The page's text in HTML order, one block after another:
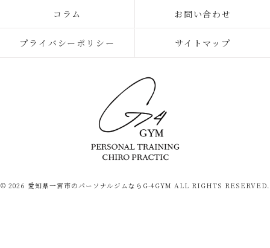
コラム お問い合わせ
プライバシーポリシー サイトマップ
© 2026 愛知県一宮市のパーソナルジムならG-4GYM ALL RIGHTS RESERVED.